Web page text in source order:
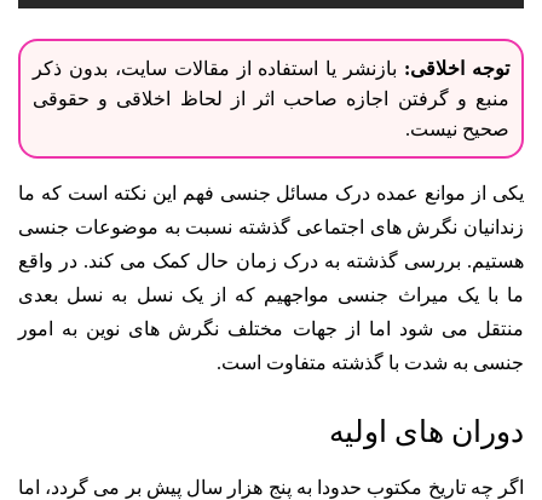
توجه اخلاقی: بازنشر یا استفاده از مقالات سایت، بدون ذکر
منبع و گرفتن اجازه صاحب اثر از لحاظ اخلاقی و حقوقی
صحیح نیست.
یکی از موانع عمده درک مسائل جنسی فهم این نکته است که ما
زندانیان نگرش های اجتماعی گذشته نسبت به موضوعات جنسی
هستیم. بررسی گذشته به درک زمان حال کمک می کند. در واقع
ما با یک میراث جنسی مواجهیم که از یک نسل به نسل بعدی
منتقل می شود اما از جهات مختلف نگرش های نوین به امور
جنسی به شدت با گذشته متفاوت است.
دوران های اولیه
اگر چه تاریخ مکتوب حدودا به پنج هزار سال پیش بر می گردد، اما